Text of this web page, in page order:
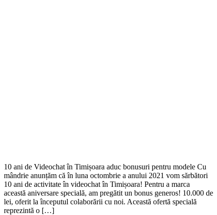
10 ani de Videochat în Timișoara aduc bonusuri pentru modele Cu
mândrie anunțăm că în luna octombrie a anului 2021 vom sărbători
10 ani de activitate în videochat în Timișoara! Pentru a marca
această aniversare specială, am pregătit un bonus generos! 10.000 de
lei, oferit la începutul colaborării cu noi. Această ofertă specială
reprezintă o […]